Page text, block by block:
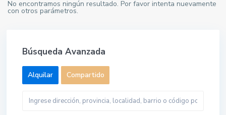
No encontramos ningún resultado. Por favor intenta nuevamente
con otros parámetros.
Búsqueda Avanzada
Alquilar Compartido